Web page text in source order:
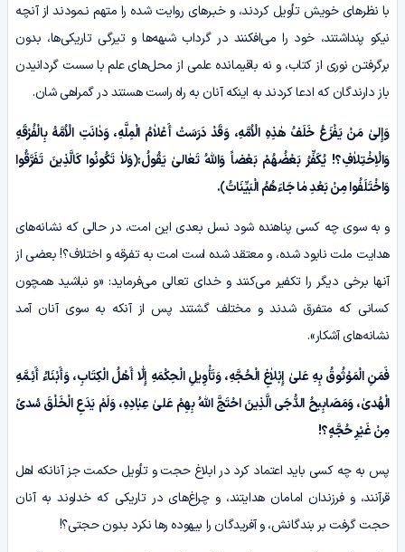
با نظرهای خویش تأویل کردند، و خبـرهای روایت شده را متهم نـمودند از آنچه
نیکو پنداشتند، خود را می‌افکنند در گرداب شبهه‌ها و تیرگی تاریکی‌ها، بدون
برگرفتـن نوری از کتاب، و نه باقیمانده علمی از محل‌های علم با سست گردانیدن
باز دارندگان که ادعا کردند به اینکه آنان به راه راست هستند در گمراهی شان.
وَإِلیٰ مَنْ یَفْزَعُ خَلَفُ هٰذِہِ الْاُمَّهِ، وَقَدْ دَرَسَتْ أَعْلاٰمُ الْمِلَّهِ، وَدٰانَتِ الْاُمَّهُ بِالْفُرْقَهِ
وَالْاِخْتِلاٰفِ؟! یُکَفِّرُ بَعْضُهُمْ بَعْضاً وَاللّٰهُ تَعٰالیٰ یَقُولُ:﴿وَلاٰ تَکُونُوا کَالَّذِینَ تَفَرَّقُوا
وَاخْتَلَفُوا مِنْ بَعْدِ مٰا جَاءَهُمُ الْبَیِّنَاتُ﴾.
و به سوی چه کسی پناهنده شود نسل بعدی این امت، در حالی که نشانه‌های
هدایت ملت نابود شده، و معتقد شده است امت به تفرقه و اختلاف؟! بعضی از
آنها برخی دیگر را تکفیر می‌کنند و خدای تعالی می‌فرماید: «و نباشید همچون
کسانی که متفرق شدند و مختلف گشتند پس از آنکه به سوی آنان آمد
نشانه‌های آشکار».
فَمَنِ الْمَوْثُوقُ بِهِ عَلیٰ إِبْلاٰغِ الْحُجَّهِ، وَتَأْوِیلِ الْحِکْمَهِ إِلّٰا أَهْلُ الْکِتَابِ، وَأَبْنَاءُ أَئِـمَّهِ
الْهُدىٰ، وَمَصَابِیحُ الدُّجَى الَّذِینَ احْتَجَّ اللّٰهُ بِهِمْ عَلیٰ عِبٰادِہِ، وَلَمْ یَدَعِ الْخَلْقَ سُدىً
مِنْ غَیْرِ حُجَّهٍ؟!
پس به چه کسی باید اعتماد کرد در ابلاغ حجت و تأویل حکمت جز آنانکه اهل
قرآنند، و فرزندان امامان هدایتند، و چراغ‌های در تاریکی که خداوند به آنان
حجت گرفت بر بندگانش، و آفریدگان را بیهوده رها نکرد بدون حجتی؟!